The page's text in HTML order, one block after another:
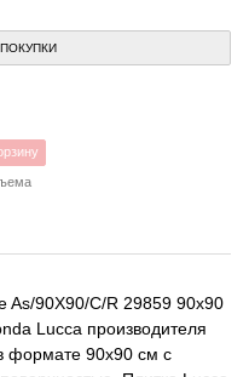
As/90X90/C/R 29859 90x90
Lucca производителя
формате 90x90 см с